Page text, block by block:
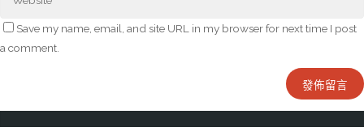
Save my name, email, and site URL in my browser for next time I post
a comment.